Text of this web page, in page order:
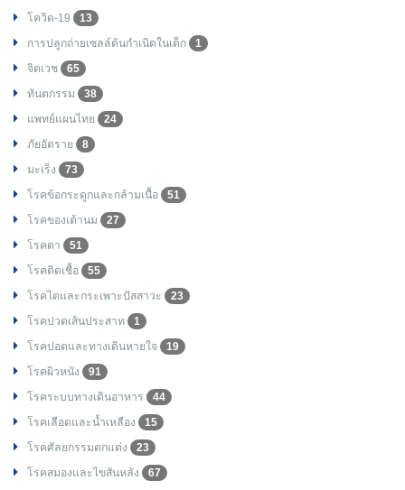
โควิด-19
13
การปลูกถ่ายเซลล์ต้นกำเนิดในเด็ก
1
จิตเวช
65
ทันตกรรม
38
แพทย์แผนไทย
24
ภัยอัตราย
8
มะเร็ง
73
โรคข้อกระดูกและกล้ามเนื้อ
51
โรคของเต้านม
27
โรคตา
51
โรคติดเชื้อ
55
โรคไตและกระเพาะปัสสาวะ
23
โรคปวดเส้นประสาท
1
โรคปอดและทางเดินหายใจ
19
โรคผิวหนัง
91
โรคระบบทางเดินอาหาร
44
โรคเลือดและน้ำเหลือง
15
โรคศัลยกรรมตกแต่ง
23
โรคสมองและไขสันหลัง
67